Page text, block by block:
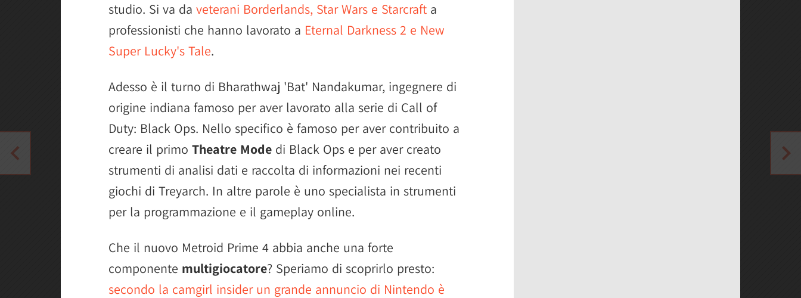
studio. Si va da veterani Borderlands, Star Wars e Starcraft a
professionisti che hanno lavorato a Eternal Darkness 2 e New
Super Lucky's Tale.
Adesso è il turno di Bharathwaj 'Bat' Nandakumar, ingegnere di
origine indiana famoso per aver lavorato alla serie di Call of
Duty: Black Ops. Nello specifico è famoso per aver contribuito a
creare il primo Theatre Mode di Black Ops e per aver creato
strumenti di analisi dati e raccolta di informazioni nei recenti
giochi di Treyarch. In altre parole è uno specialista in strumenti
per la programmazione e il gameplay online.
Che il nuovo Metroid Prime 4 abbia anche una forte
componente multigiocatore? Speriamo di scoprirlo presto:
secondo la camgirl insider un grande annuncio di Nintendo è